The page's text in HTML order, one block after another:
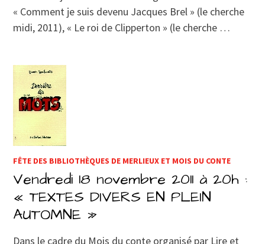
« Comment je suis devenu Jacques Brel » (le cherche
midi, 2011), « Le roi de Clipperton » (le cherche …
FÊTE DES BIBLIOTHÈQUES DE MERLIEUX ET MOIS DU CONTE
Vendredi 18 novembre 2011 à 20h :
« TEXTES DIVERS EN PLEIN
AUTOMNE »
Dans le cadre du Mois du conte organisé par Lire et